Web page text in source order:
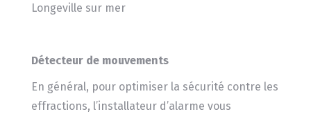
Longeville sur mer
Détecteur de mouvements
En général, pour optimiser la sécurité contre les
effractions, l’installateur d’alarme vous